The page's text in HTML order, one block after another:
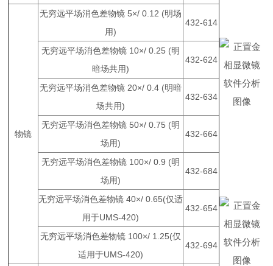
物镜
无穷远平场消色差物镜 5×/ 0.12 (明场
用)
432-614
无穷远平场消色差物镜 10×/ 0.25 (明
暗场共用)
432-624
无穷远平场消色差物镜 20×/ 0.4 (明暗
场共用)
432-634
无穷远平场消色差物镜 50×/ 0.75 (明
场用)
432-664
无穷远平场消色差物镜 100×/ 0.9 (明
场用)
432-684
无穷远平场消色差物镜 40×/ 0.65(仅适
用于UMS-420)
432-654
无穷远平场消色差物镜 100×/ 1.25(仅
适用于UMS-420)
432-694
软件分析
图像
软件分析
图像